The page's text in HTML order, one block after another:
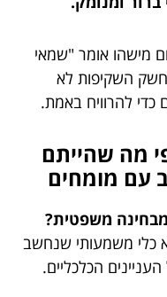
מישהו אומר "שמאי
חשק השקיפות לא
להרוויח באמת.
מה שהייתם
עם מומחים
משפטית?
כלי משמעותי שנחשב
הכלכליים.